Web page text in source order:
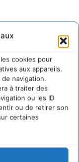
cookies pour
aux appareils.
de navigation.
à traiter des
ou les ID
ou de retirer son
certaines